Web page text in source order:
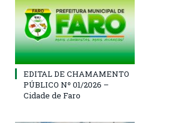
EDITAL DE CHAMAMENTO
PÚBLICO Nº 01/2026 –
Cidade de Faro